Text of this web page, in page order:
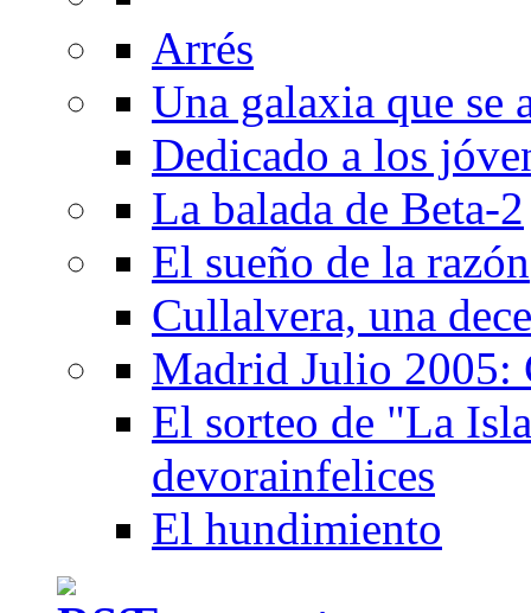
Arrés
Una galaxia que se
Dedicado a los
La balada de Beta-2
El sueño de la razón
Cullalvera, una
Madrid Julio 2005:
El sorteo de "La
devorainfelices
El hundimiento